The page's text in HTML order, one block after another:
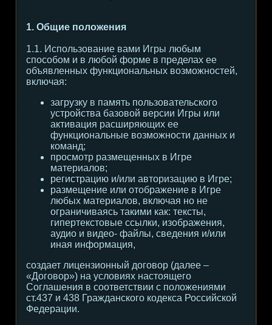
1. Общие положения
1.1. Использование вами Игры любым
способом и в любой форме в пределах ее
объявленных функциональных возможностей,
включая:
загрузку в память пользовательского
устройства базовой версии Игры или
активация расширяющих ее
функциональные возможности данных и
команд;
просмотр размещенных в Игре
материалов;
регистрацию и/или авторизацию в Игре;
размещение или отображение в Игре
любых материалов, включая но не
ограничиваясь такими как: тексты,
гипертекстовые ссылки, изображения,
аудио и видео- файлы, сведения и/или
иная информация,
создает лицензионный договор (далее –
«Договор») на условиях настоящего
Соглашения в соответствии с положениями
ст.437 и 438 Гражданского кодекса Российской
Федерации.